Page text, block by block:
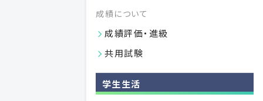
成績について
成績評価・進級
共用試験
学生生活
歯学部の教育
教育の特色（カリキュラム）
授業計画（シラバス）